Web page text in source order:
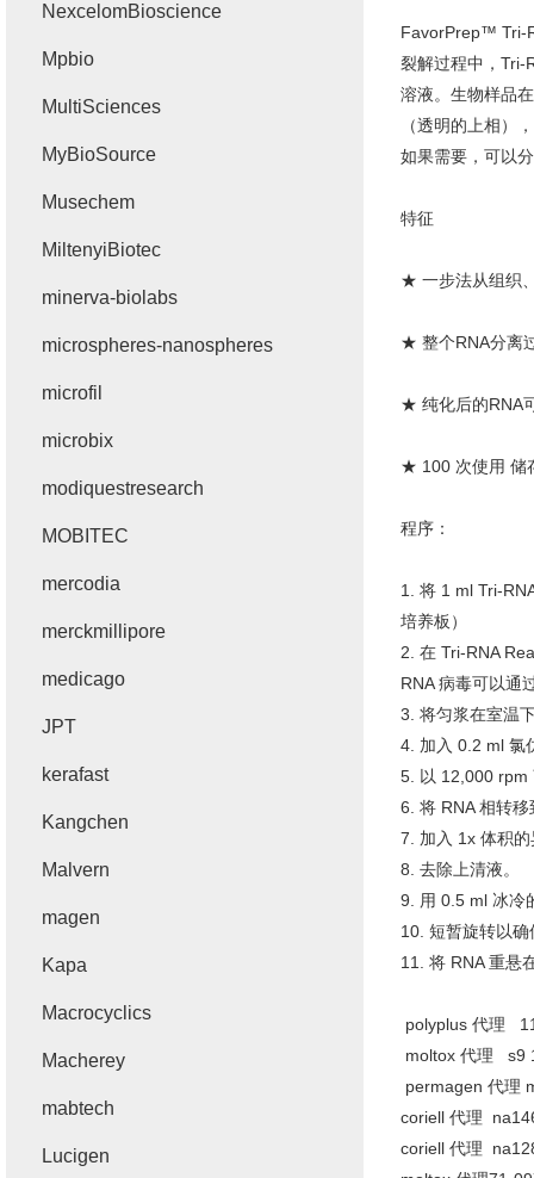
FavorPrep™ Tri-
裂解过程中， Tri-
溶液。生物样品在
（透明的上相），
如果需要，可以
特征
★ 一步法从组织
★ 整个RNA分离
★ 纯化后的RNA
★ 100 次使用 储
程序：
1. 将 1 ml Tri-
培养板）
2. 在 Tri-RNA
RNA病毒可以通
3. 将匀浆在室温
4. 加入 0.2 ml 氯
5.
以 12,000 rpm
6. 将 RNA相转移
7. 加入 1x 体积
8. 去除上清液。
9.
用 0.5 ml 冰冷
10. 短暂旋转以确
11. 将 RNA重悬
polyplus 代理
moltox 代理
s9
permagen 代理
coriell 代理
coriell 代理
NexcelomBioscience
Mpbio
MultiSciences
MyBioSource
Musechem
MiltenyiBiotec
minerva-biolabs
microspheres-nanospheres
microfil
microbix
modiquestresearch
MOBITEC
mercodia
merckmillipore
medicago
JPT
kerafast
Kangchen
Malvern
magen
Kapa
Macrocyclics
Macherey
mabtech
Lucigen